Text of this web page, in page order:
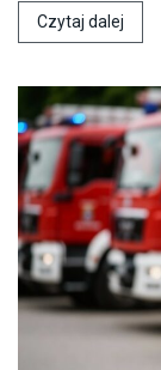
Czytaj dalej